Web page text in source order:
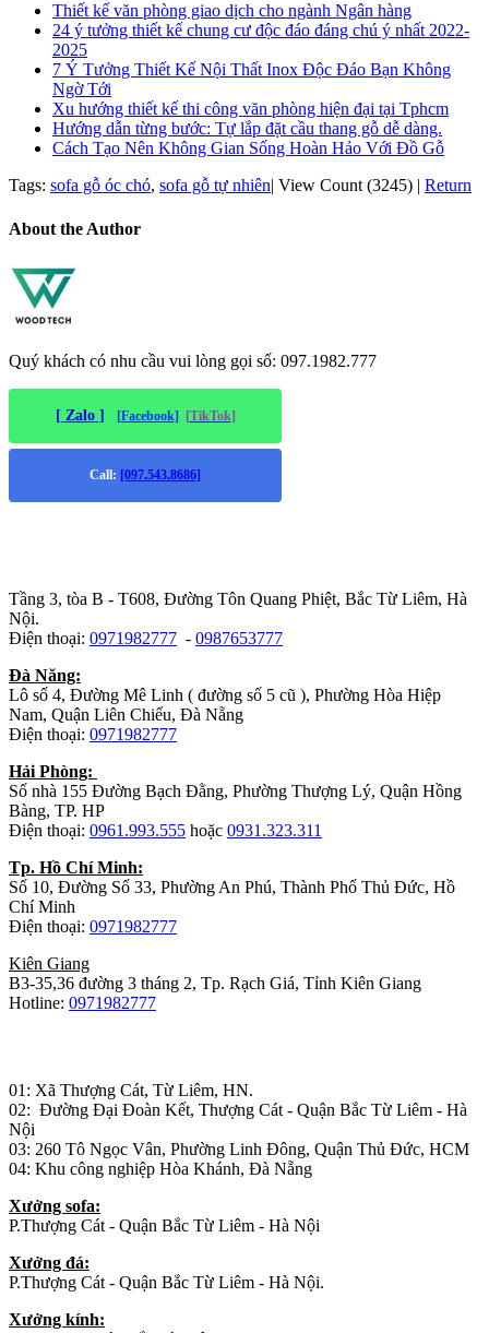
Thiết kế văn phòng giao dịch cho ngành Ngân hàng
24 ý tưởng thiết kế chung cư độc đáo đáng chú ý nhất 2022-
2025
7 Ý Tưởng Thiết Kế Nội Thất Inox Độc Đáo Bạn Không
Ngờ Tới
Xu hướng thiết kế thi công văn phòng hiện đại tại Tphcm
Hướng dẫn từng bước: Tự lắp đặt cầu thang gỗ dễ dàng.
Cách Tạo Nên Không Gian Sống Hoàn Hảo Với Đồ Gỗ
Tags: sofa gỗ óc chó, sofa gỗ tự nhiên| View Count (3245) | Return
About the Author
Quý khách có nhu cầu vui lòng gọi số: 097.1982.777
[ Zalo ] [Facebook] [TikTok]
Call: [097.543.8686]
Tầng 3, tòa B - T608, Đường Tôn Quang Phiệt, Bắc Từ Liêm, Hà
Nội.
Điện thoại: 0971982777 - 0987653777
Đà Năng:
Lô số 4, Đường Mê Linh ( đường số 5 cũ ), Phường Hòa Hiệp
Nam, Quận Liên Chiểu, Đà Nẵng
Điện thoại: 0971982777
Hải Phòng:
Số nhà 155 Đường Bạch Đằng, Phường Thượng Lý, Quận Hồng
Bàng, TP. HP
Điện thoại: 0961.993.555 hoặc 0931.323.311
Tp. Hồ Chí Minh:
Số 10, Đường Số 33, Phường An Phú, Thành Phố Thủ Đức, Hồ
Chí Minh
Điện thoại: 0971982777
Kiên Giang
B3-35,36 đường 3 tháng 2, Tp. Rạch Giá, Tỉnh Kiên Giang
Hotline: 0971982777
01: Xã Thượng Cát, Từ Liêm, HN.
02: Đường Đại Đoàn Kết, Thượng Cát - Quận Bắc Từ Liêm - Hà
Nội
03: 260 Tô Ngọc Vân, Phường Linh Đông, Quận Thủ Đức, HCM
04: Khu công nghiệp Hòa Khánh, Đà Nẵng
Xưởng sofa:
P.Thượng Cát - Quận Bắc Từ Liêm - Hà Nội
Xưởng đá:
P.Thượng Cát - Quận Bắc Từ Liêm - Hà Nội.
Xưởng kính: